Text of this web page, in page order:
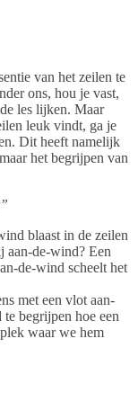
van het zeilen te
ons, hou je vast,
les lijken. Maar
leuk vindt, ga je
Dit heeft namelijk
het begrijpen van
blaast in de zeilen
de-wind? Een
de-wind scheelt het
met een vlot aan-
begrijpen hoe een
waar we hem